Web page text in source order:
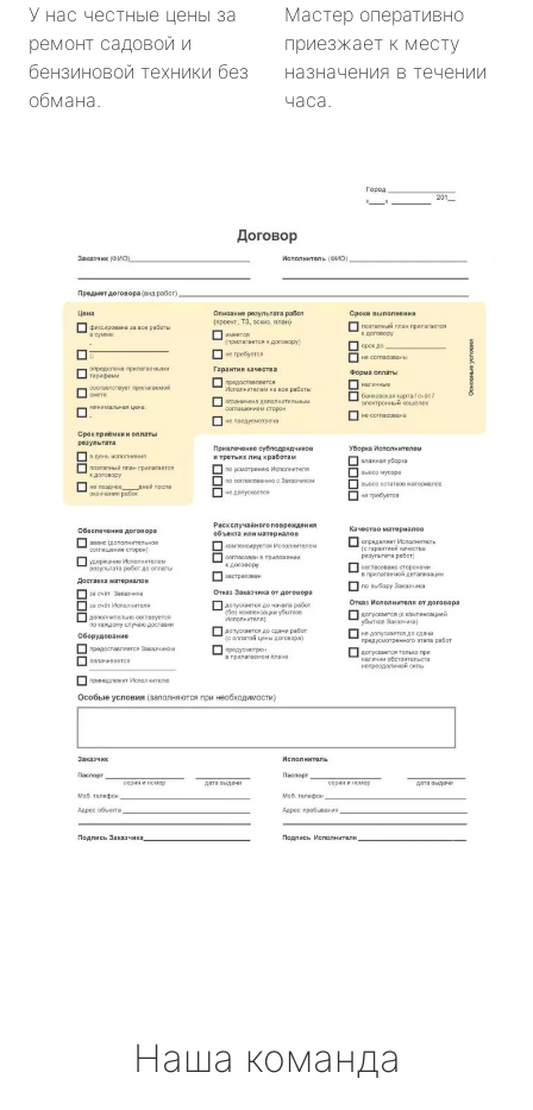
У нас честные цены за
ремонт садовой и
бензиновой техники без
обмана.
Мастер оперативно
приезжает к месту
назначения в течении
часа.
Наша команда